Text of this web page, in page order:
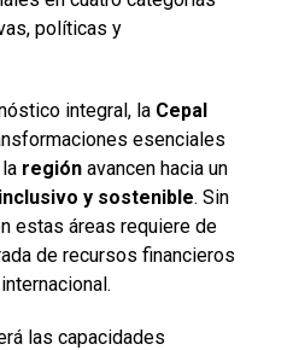
políticas y
integral, la Cepal
esenciales
regiónavancen hacia un
inclusivo y sostenible. Sin
estas áreas requiere de
de recursos financieros
las capacidades